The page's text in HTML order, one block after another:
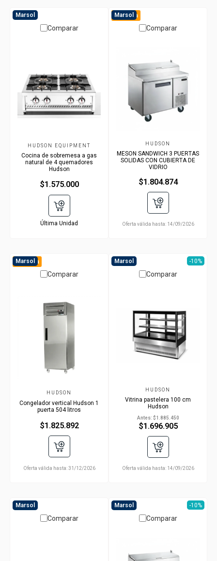
Comparar
Marsol
HUDSON EQUIPMENT
Cocina de sobremesa a gas
natural de 4 quemadores
Hudson
$1.575.000
Última Unidad
Comparar
Marsol
Preventa
HUDSON
MESON SANDWICH 3 PUERTAS
SOLIDAS CON CUBIERTA DE
VIDRIO
$1.804.874
Oferta válida hasta: 14/09/2026
Comparar
Marsol
Preventa
HUDSON
Congelador vertical Hudson 1
puerta 504 litros
$1.825.892
Oferta válida hasta:31/12/2026
Comparar
Marsol -10%
HUDSON
Vitrina pastelera 100 cm
Hudson
Antes: $1.885.450
$1.696.905
Oferta válida hasta: 14/09/2026
Comparar
Marsol
Comparar
Marsol -10%